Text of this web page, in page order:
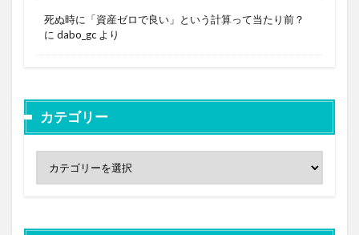
死ぬ時に「資産ゼロで良い」という計算って当たり前？
に dabo_gc より
カテゴリー